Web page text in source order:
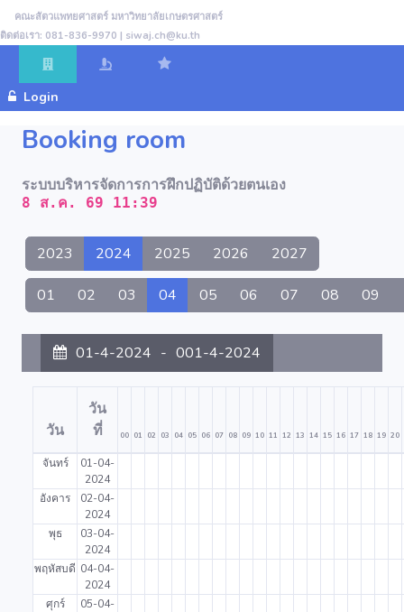
คณะสัตวแพทยศาสตร์ มหาวิทยาลัยเกษตรศาสตร์
ติดต่อเรา: 081-836-9970 | siwaj.ch@ku.th
Login
Booking room
ระบบบริหารจัดการการฝึกปฏิบัติด้วยตนเอง
8 ส.ค. 69 11:39
2023 2024 2025 2026 2027
01 02 03 04 05 06 07 08 09
01-4-2024 - 001-4-2024
วัน
วัน
ที่
00 01 02 03 04 05 06 07 08 09 10 11 12 13 14 15 16 17 18 19 20
จันทร์
01-04-
2024
อังคาร
02-04-
2024
พุธ
03-04-
2024
พฤหัสบดี 04-04-
2024
ศุกร์
05-04-